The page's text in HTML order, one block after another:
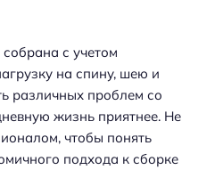
с учетом
на спину, шею и
различных проблем со
жизнь приятнее. Не
чтобы понять
подхода к сборке